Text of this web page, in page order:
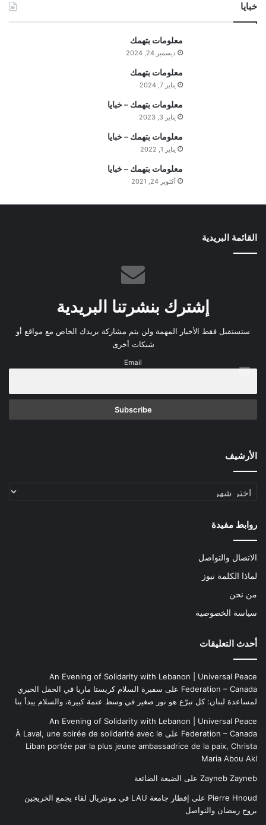
ي
ع
ي
م
خبايا
معلومات بتهمك
ديسمبر 24, 2024
معلومات بتهمك
يناير 7, 2024
معلومات بتهمك – خبايا
يناير 3, 2023
معلومات بتهمك – خبايا
يناير 1, 2022
معلومات بتهمك – خبايا
أكتوبر 24, 2021
القائمة البريدية
إشترك بنشرتنا البريدية
ستستقبل فقط الأخبار المهمة ولن يتم مشاركة بريدك الخاص مع مواقع أو
شبكات أخرى
Email
الأرشيف
الأرشيف
روابط مفيدة
الاتصال والتواصل
لماذا الكلمة نيوز
من نحن
سياسة الخصوصية
أحدث التعليقات
An Evening of Solidarity with Lebanon | Universal Peace
Federation – Canada على سفيرة السلام كريستا ماريا في الحفل الخيري
لمساعدة لبنان: كل تبرّع هو نور صغير في وسط عتمة كبيرة، والسلام يبدأ بنا
An Evening of Solidarity with Lebanon | Universal Peace
Federation – Canada على À Laval, une soirée de solidarité avec le
Liban portée par la plus jeune ambassadrice de la paix, Christa
Maria Abou Akl
Zayneb Zayneb على الضيعة الضائعة
Pierre Hnoud على
إفطار جامعة LAU في مونتريال لقاء يجمع الخريجين
بروح رمضان والتواصل